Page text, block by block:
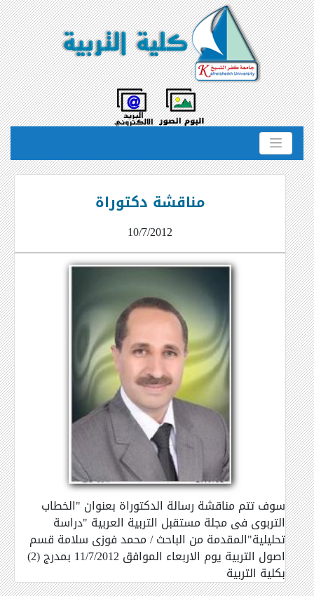
مناقشة دكتوراة
10/7/2012
سوف تتم مناقشة رسالة الدكتوراة بعنوان "الخطاب
التربوى فى مجلة مستقبل التربية العربية "دراسة
تحليلية"المقدمة من الباحث / محمد فوزى سلامة قسم
اصول التربية يوم الاربعاء الموافق 11/7/2012 بمدرج (2)
بكلية التربية